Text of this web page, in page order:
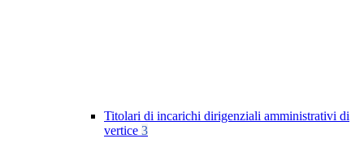
Titolari di incarichi dirigenziali amministrativi di
vertice 3